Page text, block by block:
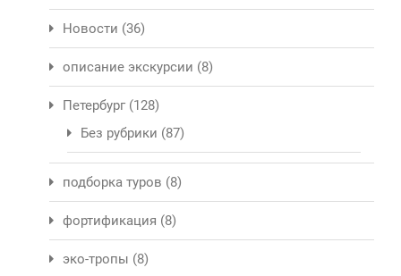
Новости (36)
описание экскурсии (8)
Петербург (128)
Без рубрики (87)
подборка туров (8)
фортификация (8)
эко-тропы (8)